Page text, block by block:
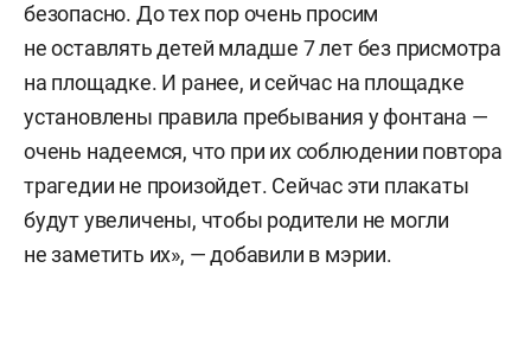
безопасно. До тех пор очень просим
не оставлять детей младше 7 лет без присмотра
на площадке. И ранее, и сейчас на площадке
установлены правила пребывания у фонтана —
очень надеемся, что при их соблюдении повтора
трагедии не произойдет. Сейчас эти плакаты
будут увеличены, чтобы родители не могли
не заметить их», — добавили в мэрии.